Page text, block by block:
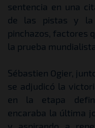
sentencia en una
de las pistas y la
pinchazos, factores
la prueba
Sébastien Ogier,
se adjudicó la
en la etapa
encaraba la última